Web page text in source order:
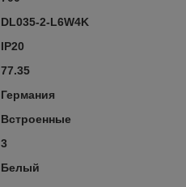
DL035-2-L6W4K
IP20
77.35
Германия
Встроенные
3
Белый